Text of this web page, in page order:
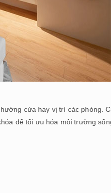
cửa hay vị trí các phòng.
để tối ưu hóa môi trường